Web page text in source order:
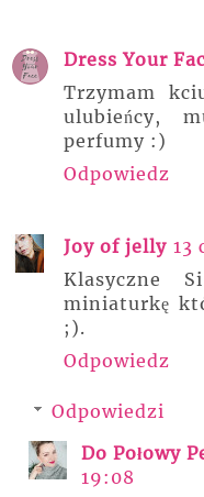
Dress Your
Trzymam
ulubieńcy,
perfumy :)
Odpowiedz
Joy of jelly 13
Klasyczne
miniaturkę
;).
Odpowiedz
Odpowiedzi
Do Połowy
19:08